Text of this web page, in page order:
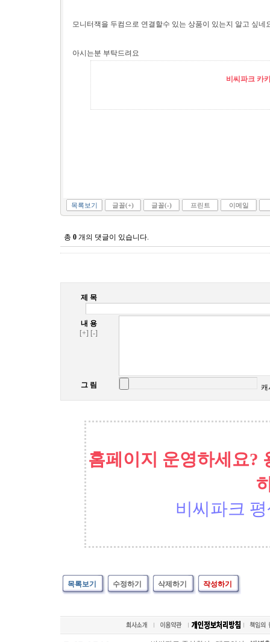
모니터잭을 두컴으로 연결할수 있는 상품이 있는지 알고 싶네
아시는분 부탁드려요
비씨파크 카
목록보기 글꼴(+) 글꼴(-) 프린트 이메일
총 0 개의 댓글이 있습니다.
제 목
내 용
[+] [-]
그 림 캐
홈페이지 운영하세요?
비씨파크
목록보기 수정하기 삭제하기 작성하기